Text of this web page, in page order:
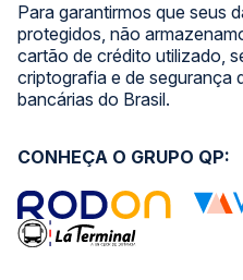
Para garantirmos que seus
protegidos, não
cartão de crédito utilizado,
criptografia e de segurança
bancárias do Brasil.
CONHEÇA O GRUPO QP: